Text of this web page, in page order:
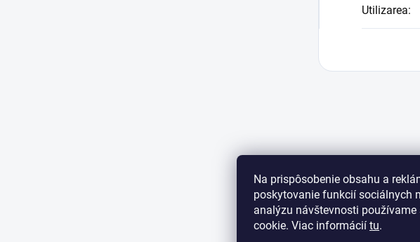
Na prispôsobenie obsahu a
poskytovanie funkcií sociálnych
analýzu návštevnosti používame
cookie. Viac informácií tu.
Utilizarea: